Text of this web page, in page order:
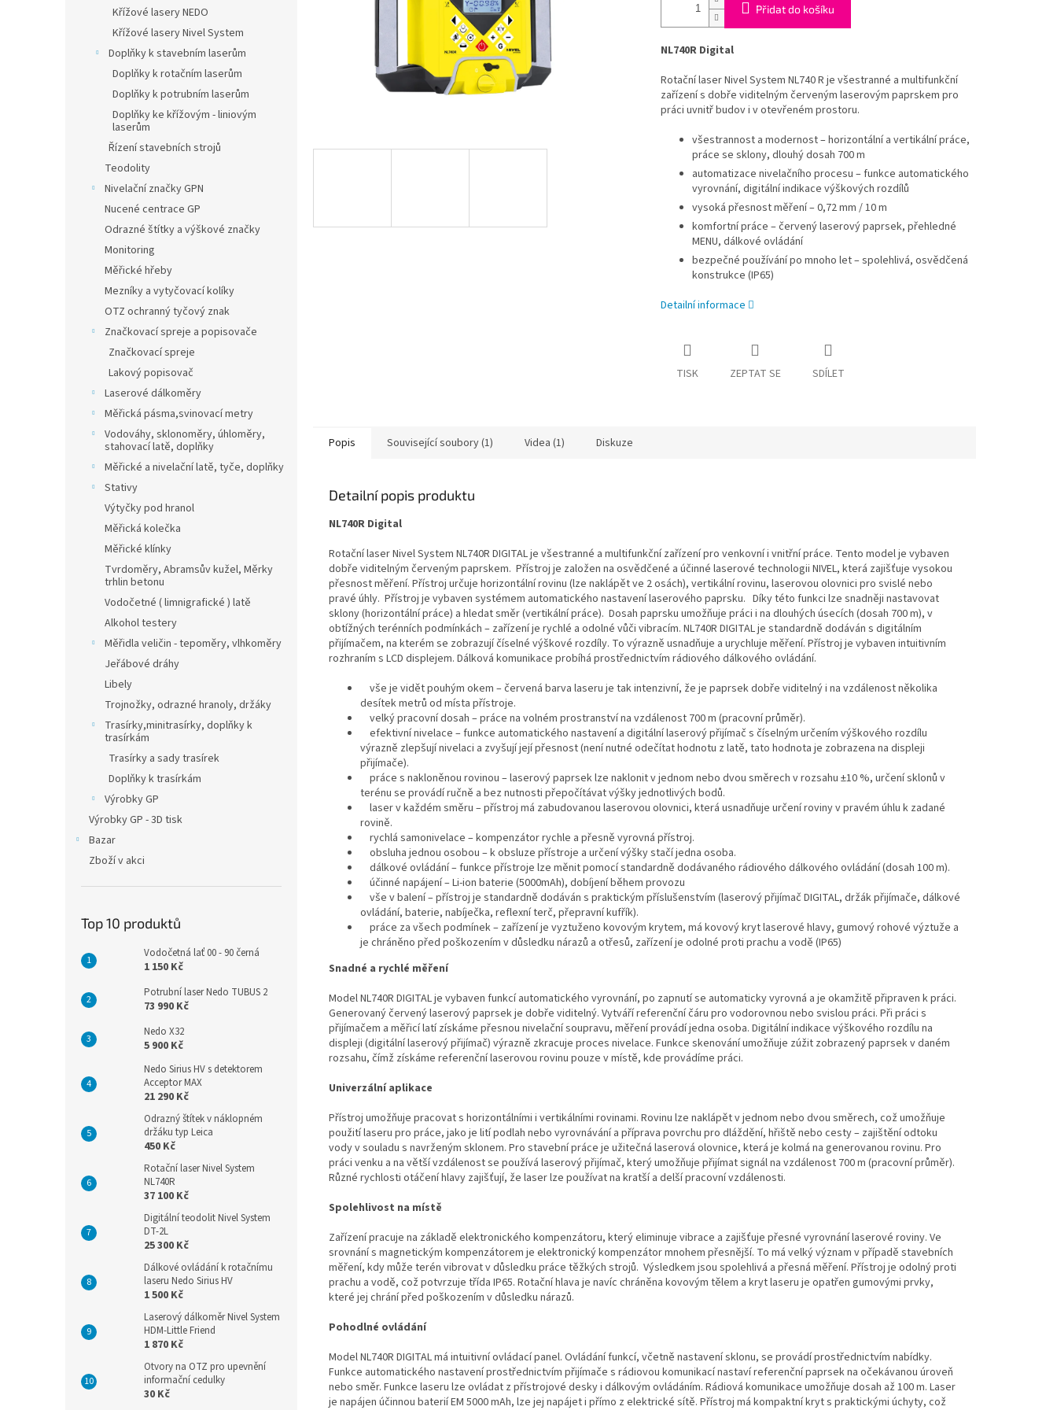
Křížové lasery NEDO
Křížové lasery Nivel System
Doplňky k stavebním laserům
Doplňky k rotačním laserům
Doplňky k potrubním laserům
Doplňky ke křížovým - liniovým
laserům
Řízení stavebních strojů
Teodolity
Nivelační značky GPN
Nucené centrace GP
Odrazné štítky a výškové značky
Monitoring
Měřické hřeby
Mezníky a vytyčovací kolíky
OTZ ochranný tyčový znak
Značkovací spreje a popisovače
Značkovací spreje
Lakový popisovač
Laserové dálkoměry
Měřická pásma,svinovací metry
Vodováhy, sklonoměry, úhloměry,
stahovací latě, doplňky
Měřické a nivelační latě, tyče, doplňky
Stativy
Výtyčky pod hranol
Měřická kolečka
Měřické klínky
Tvrdoměry, Abramsův kužel, Měrky
trhlin betonu
Vodočetné ( limnigrafické ) latě
Alkohol testery
Měřidla veličin - tepoměry, vlhkoměry
Jeřábové dráhy
Libely
Trojnožky, odrazné hranoly, držáky
Trasírky,minitrasírky, doplňky k
trasírkám
Trasírky a sady trasírek
Doplňky k trasírkám
Výrobky GP
Výrobky GP - 3D tisk
Bazar
Zboží v akci
Top 10 produktů
Vodočetná lať 00 - 90 černá
1 150 Kč
Potrubní laser Nedo TUBUS 2
73 990 Kč
Nedo X32
5 900 Kč
Nedo Sirius HV s detektorem
Acceptor MAX
21 290 Kč
Odrazný štítek v náklopném
držáku typ Leica
450 Kč
Rotační laser Nivel System
NL740R
37 100 Kč
Digitální teodolit Nivel System
DT-2L
25 300 Kč
Dálkové ovládání k rotačnímu
laseru Nedo Sirius HV
1 500 Kč
Laserový dálkoměr Nivel System
HDM-Little Friend
1 870 Kč
Otvory na OTZ pro upevnění
informační cedulky
30 Kč
Přidat do košíku
NL740R Digital
Rotační laser Nivel System NL740 R je všestranné a multifunkční
zařízení s dobře viditelným červeným laserovým paprskem pro
práci uvnitř budov i v otevřeném prostoru.
všestrannost a modernost – horizontální a vertikální práce,
práce se sklony, dlouhý dosah 700 m
automatizace nivelačního procesu – funkce automatického
vyrovnání, digitální indikace výškových rozdílů
vysoká přesnost měření – 0,72 mm / 10 m
komfortní práce – červený laserový paprsek, přehledné
MENU, dálkové ovládání
bezpečné používání po mnoho let – spolehlivá, osvědčená
konstrukce (IP65)
Detailní informace
TISK ZEPTAT SE SDÍLET
Popis Související soubory (1) Videa (1) Diskuze
Detailní popis produktu
NL740R Digital
Rotační laser Nivel System NL740R DIGITAL je všestranné a multifunkční zařízení pro venkovní i vnitřní práce. Tento model je vybaven
dobře viditelným červeným paprskem. Přístroj je založen na osvědčené a účinné laserové technologii NIVEL, která zajišťuje vysokou
přesnost měření. Přístroj určuje horizontální rovinu (lze naklápět ve 2 osách), vertikální rovinu, laserovou olovnici pro svislé nebo
pravé úhly. Přístroj je vybaven systémem automatického nastavení laserového paprsku. Díky této funkci lze snadněji nastavovat
sklony (horizontální práce) a hledat směr (vertikální práce). Dosah paprsku umožňuje práci i na dlouhých úsecích (dosah 700 m), v
obtížných terénních podmínkách – zařízení je rychlé a odolné vůči vibracím. NL740R DIGITAL je standardně dodáván s digitálním
přijímačem, na kterém se zobrazují číselné výškové rozdíly. To výrazně usnadňuje a urychluje měření. Přístroj je vybaven intuitivním
rozhraním s LCD displejem. Dálková komunikace probíhá prostřednictvím rádiového dálkového ovládání.
vše je vidět pouhým okem – červená barva laseru je tak intenzivní, že je paprsek dobře viditelný i na vzdálenost několika
desítek metrů od místa přístroje.
velký pracovní dosah – práce na volném prostranství na vzdálenost 700 m (pracovní průměr).
efektivní nivelace – funkce automatického nastavení a digitální laserový přijímač s číselným určením výškového rozdílu
výrazně zlepšují nivelaci a zvyšují její přesnost (není nutné odečítat hodnotu z latě, tato hodnota je zobrazena na displeji
přijímače).
práce s nakloněnou rovinou – laserový paprsek lze naklonit v jednom nebo dvou směrech v rozsahu ±10 %, určení sklonů v
terénu se provádí ručně a bez nutnosti přepočítávat výšky jednotlivých bodů.
laser v každém směru – přístroj má zabudovanou laserovou olovnici, která usnadňuje určení roviny v pravém úhlu k zadané
rovině.
rychlá samonivelace – kompenzátor rychle a přesně vyrovná přístroj.
obsluha jednou osobou – k obsluze přístroje a určení výšky stačí jedna osoba.
dálkové ovládání – funkce přístroje lze měnit pomocí standardně dodávaného rádiového dálkového ovládání (dosah 100 m).
účinné napájení – Li-ion baterie (5000mAh), dobíjení během provozu
vše v balení – přístroj je standardně dodáván s praktickým příslušenstvím (laserový přijímač DIGITAL, držák přijímače, dálkové
ovládání, baterie, nabíječka, reflexní terč, přepravní kufřík).
práce za všech podmínek – zařízení je vyztuženo kovovým krytem, má kovový kryt laserové hlavy, gumový rohové výztuže a
je chráněno před poškozením v důsledku nárazů a otřesů, zařízení je odolné proti prachu a vodě (IP65)
Snadné a rychlé měření
Model NL740R DIGITAL je vybaven funkcí automatického vyrovnání, po zapnutí se automaticky vyrovná a je okamžitě připraven k práci.
Generovaný červený laserový paprsek je dobře viditelný. Vytváří referenční čáru pro vodorovnou nebo svislou práci. Při práci s
přijímačem a měřicí latí získáme přesnou nivelační soupravu, měření provádí jedna osoba. Digitální indikace výškového rozdílu na
displeji (digitální laserový přijímač) výrazně zkracuje proces nivelace. Funkce skenování umožňuje zúžit zobrazený paprsek v daném
rozsahu, čímž získáme referenční laserovou rovinu pouze v místě, kde provádíme práci.
Univerzální aplikace
Přístroj umožňuje pracovat s horizontálními i vertikálními rovinami. Rovinu lze naklápět v jednom nebo dvou směrech, což umožňuje
použití laseru pro práce, jako je lití podlah nebo vyrovnávání a příprava povrchu pro dláždění, hřiště nebo cesty – zajištění odtoku
vody v souladu s navrženým sklonem. Pro stavební práce je užitečná laserová olovnice, která je kolmá na generovanou rovinu. Pro
práci venku a na větší vzdálenost se používá laserový přijímač, který umožňuje přijímat signál na vzdálenost 700 m (pracovní průměr).
Různé rychlosti otáčení hlavy zajišťují, že laser lze používat na kratší a delší pracovní vzdálenosti.
Spolehlivost na místě
Zařízení pracuje na základě elektronického kompenzátoru, který eliminuje vibrace a zajišťuje přesné vyrovnání laserové roviny. Ve
srovnání s magnetickým kompenzátorem je elektronický kompenzátor mnohem přesnější. To má velký význam v případě stavebních
měření, kdy může terén vibrovat v důsledku práce těžkých strojů. Výsledkem jsou spolehlivá a přesná měření. Přístroj je odolný proti
prachu a vodě, což potvrzuje třída IP65. Rotační hlava je navíc chráněna kovovým tělem a kryt laseru je opatřen gumovými prvky,
které jej chrání před poškozením v důsledku nárazů.
Pohodlné ovládání
Model NL740R DIGITAL má intuitivní ovládací panel. Ovládání funkcí, včetně nastavení sklonu, se provádí prostřednictvím nabídky.
Funkce automatického nastavení prostřednictvím přijímače s rádiovou komunikací nastaví referenční paprsek na očekávanou úroveň
nebo směr. Funkce laseru lze ovládat z přístrojové desky i dálkovým ovládáním. Rádiová komunikace umožňuje dosah až 100 m. Laser
je napájen účinnou baterií EM 5000 mAh, lze jej napájet i přímo z elektrické sítě. Přístroj má kompaktní kryt s praktickými úchyty, což